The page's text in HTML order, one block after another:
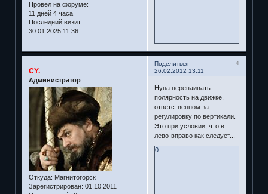
Провел на форуме:
11 дней 4 часа
Последний визит:
30.01.2025 11:36
Поделиться
4
26.02.2012 13:11
CY.
Администратор
Откуда: Магнитогорск
Зарегистрирован: 01.10.2011
Нуна перепаивать
полярность на движке,
ответственном за
регулировку по вертикали.
Это при условии, что в
лево-вправо как следует...
0